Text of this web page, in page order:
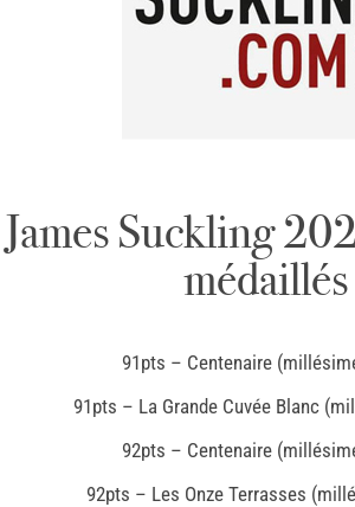
James Suckling
médaillés
91pts – Centenaire
91pts – La Grande Cuvée Blanc
92pts – Centenaire
92pts – Les Onze Terrasses